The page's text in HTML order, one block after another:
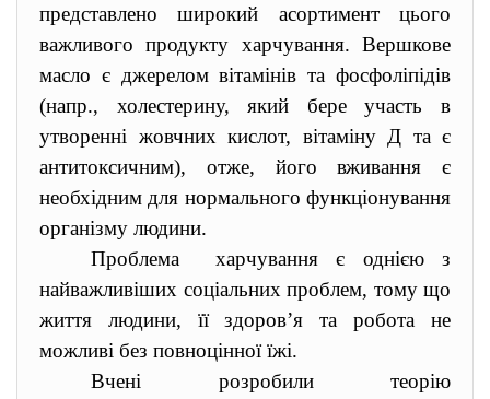
представлено широкий асортимент цього
важливого продукту харчування. Вершкове
масло є джерелом вітамінів та фосфоліпідів
(напр., холестерину, який бере участь в
утворенні жовчних кислот, вітаміну Д та є
антитоксичним), отже, його вживання є
необхідним для нормального функціонування
організму людини.
Проблема харчування є однією з
найважливіших соціальних проблем, тому що
життя людини, її здоров’я та робота не
можливі без повноцінної їжі.
Вчені розробили теорію